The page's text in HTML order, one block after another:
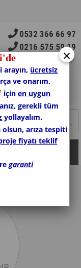
0532 366 66 97
0216 575 59 19
×
arayın, ücretsiz
ve onarım,
içinen uygun
gerekli tüm
yollayalım.
arıza tespiti
fiyatı teklif
garanti